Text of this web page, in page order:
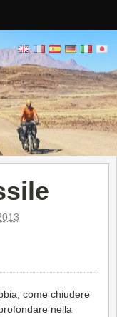
come chiudere
nella